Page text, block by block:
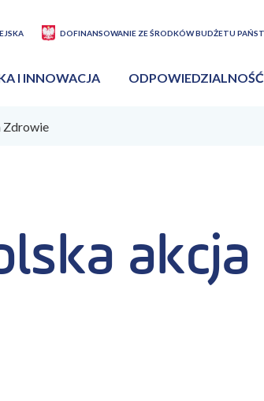
DOFINANSOWANIE ZE ŚRODKÓW BUDŻETU
I INNOWACJA
Zdrowie